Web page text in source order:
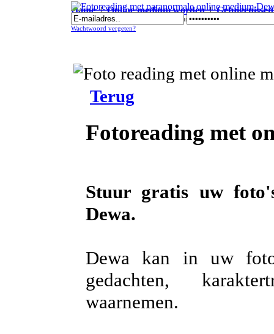
Home|Online medium worden|Getuigenissen
Fotoreading met paranormale online medium Dewa
Wachtwoord vergeten?
Terug
Fotoreading met
Stuur gratis uw
Dewa.
Dewa kan in uw
gedachten,
waarnemen.